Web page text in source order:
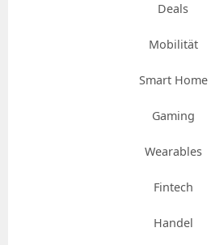
Deals
Mobilität
Smart Home
Gaming
Wearables
Fintech
Handel